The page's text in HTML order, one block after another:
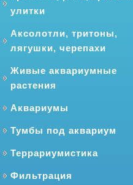
улитки
Аксолотли, тритоны,
лягушки, черепахи
Живые аквариумные
растения
Аквариумы
Тумбы под аквариум
Террариумистика
Фильтрация